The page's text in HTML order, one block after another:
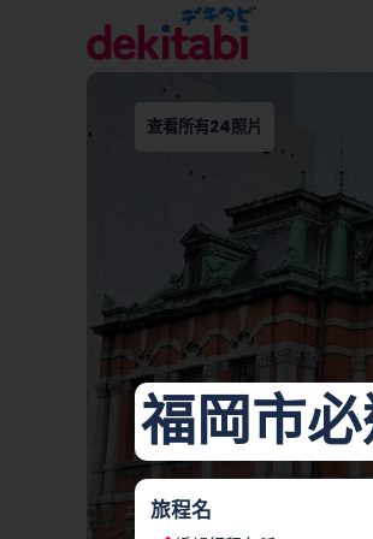
查看所有24照片
福岡市
旅程名